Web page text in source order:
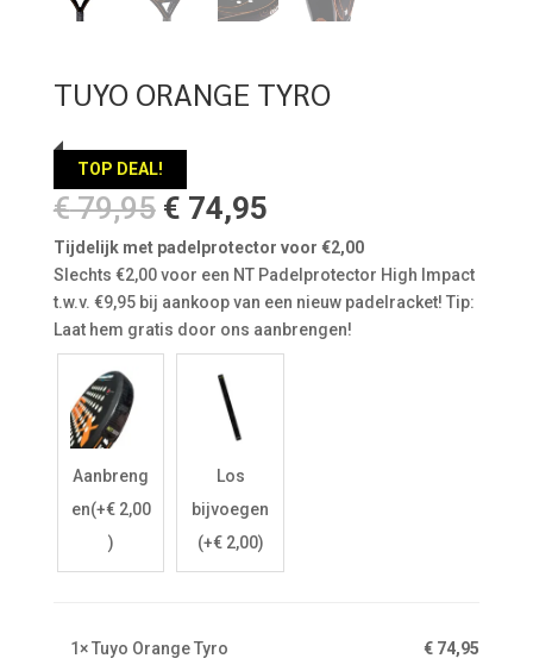
TUYO ORANGE TYRO
TOP DEAL!
€79,95 Oorspronkelijke
prijs
was:
€ 79,95.
€ 74,95Huidige
prijs
is:
€ 74,95.
Tijdelijk met padelprotector voor €2,00
Slechts €2,00 voor een NT Padelprotector High Impact
t.w.v. €9,95 bij aankoop van een nieuw padelracket! Tip:
Laat hem gratis door ons aanbrengen!
Aanbreng
en(+€2,00
)
Los
bijvoegen
(+€2,00)
1×Tuyo Orange Tyro € 74,95